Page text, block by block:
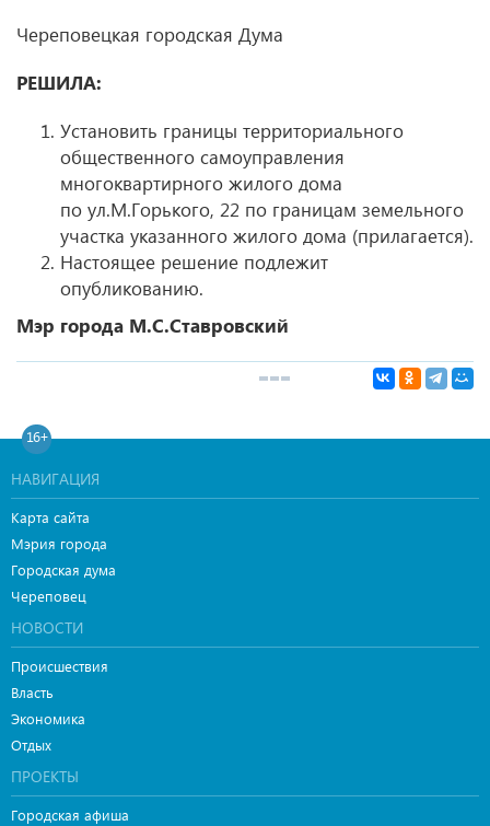
Череповецкая городская Дума
РЕШИЛА:
Установить границы территориального
общественного самоуправления
многоквартирного жилого дома
по ул.М.Горького, 22 по границам земельного
участка указанного жилого дома (прилагается).
Настоящее решение подлежит
опубликованию.
Мэр города М.С.Ставровский
16+
НАВИГАЦИЯ
Карта сайта
Мэрия города
Городская дума
Череповец
НОВОСТИ
Происшествия
Власть
Экономика
Отдых
ПРОЕКТЫ
Городская афиша